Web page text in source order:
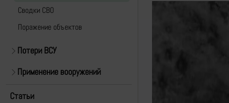
Cводки СВО
Поражение объектов
Потери ВСУ
Применение вооружений
Статьи